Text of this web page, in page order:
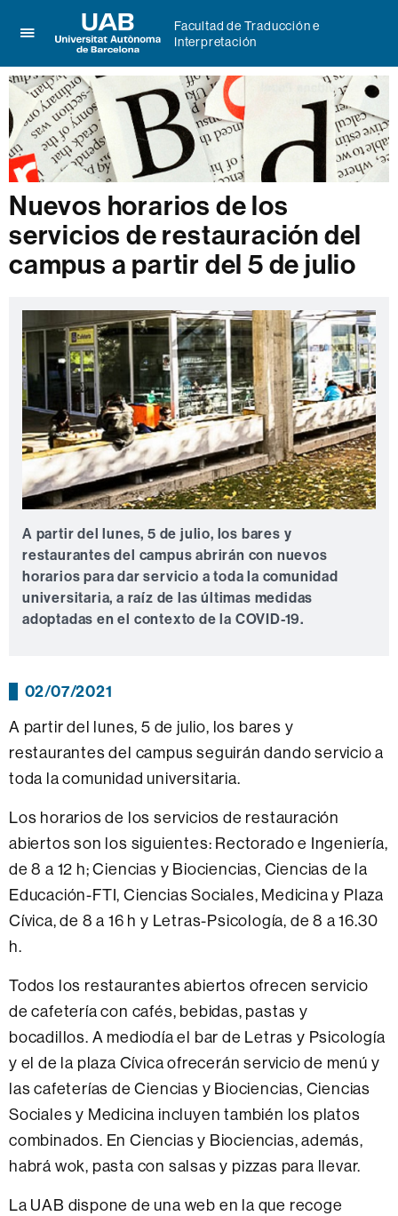
aquí
para
desplegar
el
menú
de
Facultad
Traducción
e
Interpretación
Universitat
Autònoma
de
Barcelona
Facultad de Traducción e
Interpretación
Nuevos horarios de los
servicios de restauración del
campus a partir del 5 de julio
A partir del lunes, 5 de julio, los bares y
restaurantes del campus abrirán con nuevos
horarios para dar servicio a toda la comunidad
universitaria, a raíz de las últimas medidas
adoptadas en el contexto de la COVID-19.
02/07/2021
A partir del lunes, 5 de julio, los bares y
restaurantes del campus seguirán dando servicio a
toda la comunidad universitaria.
Los horarios de los servicios de restauración
abiertos son los siguientes: Rectorado e Ingeniería,
de 8 a 12 h; Ciencias y Biociencias, Ciencias de la
Educación-FTI, Ciencias Sociales, Medicina y Plaza
Cívica, de 8 a 16 h y Letras-Psicología, de 8 a 16.30
h.
Todos los restaurantes abiertos ofrecen servicio
de cafetería con cafés, bebidas, pastas y
bocadillos. A mediodía el bar de Letras y Psicología
y el de la plaza Cívica ofrecerán servicio de menú y
las cafeterías de Ciencias y Biociencias, Ciencias
Sociales y Medicina incluyen también los platos
combinados. En Ciencias y Biociencias, además,
habrá wok, pasta con salsas y pizzas para llevar.
La UAB dispone de una web en la que recoge